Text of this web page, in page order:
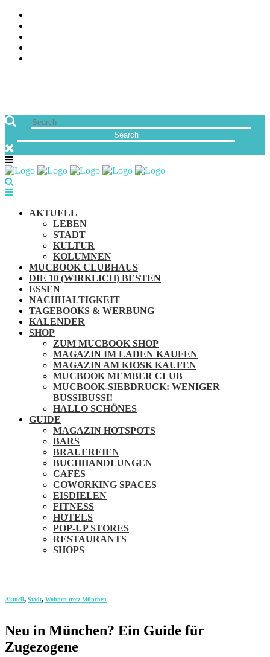
AKTUELL
LEBEN
STADT
KULTUR
KOLUMNEN
MUCBOOK CLUBHAUS
DIE 10 (WIRKLICH) BESTEN
ESSEN
NACHHALTIGKEIT
TAGEBOOKS & WERBUNG
KALENDER
SHOP
ZUM MUCBOOK SHOP
MAGAZIN IM LADEN KAUFEN
MAGAZIN AM KIOSK KAUFEN
MUCBOOK MEMBER CLUB
MUCBOOK-SIEBDRUCK: WENIGER
BUSSIBUSSI!
HALLO SCHÖNES
GUIDE
MAGAZIN HOTSPOTS
BARS
BRAUEREIEN
BUCHHANDLUNGEN
CAFÉS
COWORKING SPACES
EISDIELEN
FITNESS
HOTELS
POP-UP STORES
RESTAURANTS
SHOPS
Aktuell, Stadt, Wohnen trotz München
Neu in München? Ein Guide für
Zugezogene